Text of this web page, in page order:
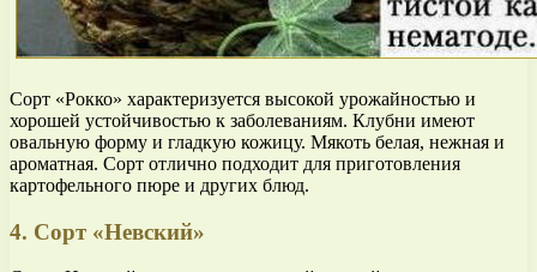
Сорт «Рокко» характеризуется высокой урожайностью и
хорошей устойчивостью к заболеваниям. Клубни имеют
овальную форму и гладкую кожицу. Мякоть белая, нежная и
ароматная. Сорт отлично подходит для приготовления
картофельного пюре и других блюд.
4. Сорт «Невский»